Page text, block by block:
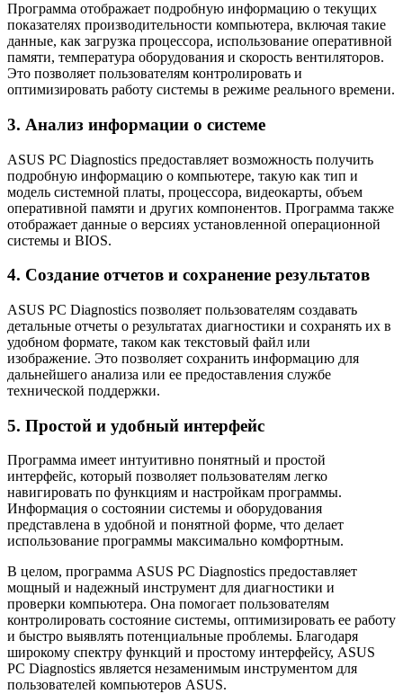
Программа отображает подробную информацию о текущих
показателях производительности компьютера, включая такие
данные, как загрузка процессора, использование оперативной
памяти, температура оборудования и скорость вентиляторов.
Это позволяет пользователям контролировать и
оптимизировать работу системы в режиме реального времени.
3. Анализ информации о системе
ASUS PC Diagnostics предоставляет возможность получить
подробную информацию о компьютере, такую как тип и
модель системной платы, процессора, видеокарты, объем
оперативной памяти и других компонентов. Программа также
отображает данные о версиях установленной операционной
системы и BIOS.
4. Создание отчетов и сохранение результатов
ASUS PC Diagnostics позволяет пользователям создавать
детальные отчеты о результатах диагностики и сохранять их в
удобном формате, таком как текстовый файл или
изображение. Это позволяет сохранить информацию для
дальнейшего анализа или ее предоставления службе
технической поддержки.
5. Простой и удобный интерфейс
Программа имеет интуитивно понятный и простой
интерфейс, который позволяет пользователям легко
навигировать по функциям и настройкам программы.
Информация о состоянии системы и оборудования
представлена в удобной и понятной форме, что делает
использование программы максимально комфортным.
В целом, программа ASUS PC Diagnostics предоставляет
мощный и надежный инструмент для диагностики и
проверки компьютера. Она помогает пользователям
контролировать состояние системы, оптимизировать ее работу
и быстро выявлять потенциальные проблемы. Благодаря
широкому спектру функций и простому интерфейсу, ASUS
PC Diagnostics является незаменимым инструментом для
пользователей компьютеров ASUS.